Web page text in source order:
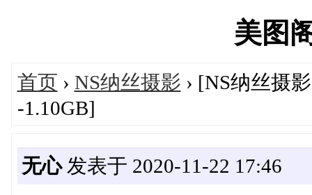
美图
首页 › NS纳丝摄影 › [NS纳丝摄
-1.10GB]
无心发表于 2020-11-22 17:46